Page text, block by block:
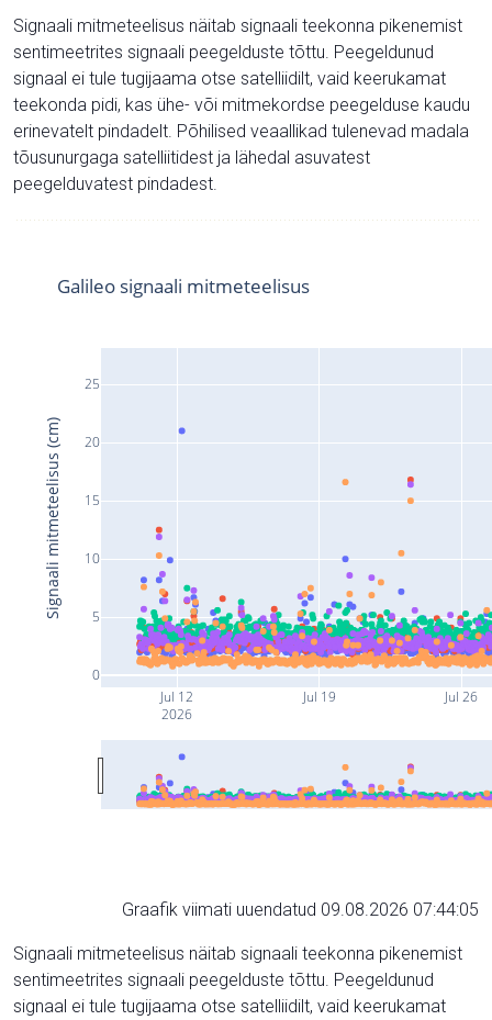
Signaali mitmeteelisus näitab signaali teekonna pikenemist
sentimeetrites signaali peegelduste tõttu. Peegeldunud
signaal ei tule tugijaama otse satelliidilt, vaid keerukamat
teekonda pidi, kas ühe- või mitmekordse peegelduse kaudu
erinevatelt pindadelt. Põhilised veaallikad tulenevad madala
tõusunurgaga satelliitidest ja lähedal asuvatest
peegelduvatest pindadest.
Jul 12
2026
Jul 19 Jul 26
0
5
10
15
20
25
Galileo signaali mitmeteelisus
Signaali mitmeteelisus (cm)
Graafik viimati uuendatud 09.08.2026 07:44:05
Signaali mitmeteelisus näitab signaali teekonna pikenemist
sentimeetrites signaali peegelduste tõttu. Peegeldunud
signaal ei tule tugijaama otse satelliidilt, vaid keerukamat